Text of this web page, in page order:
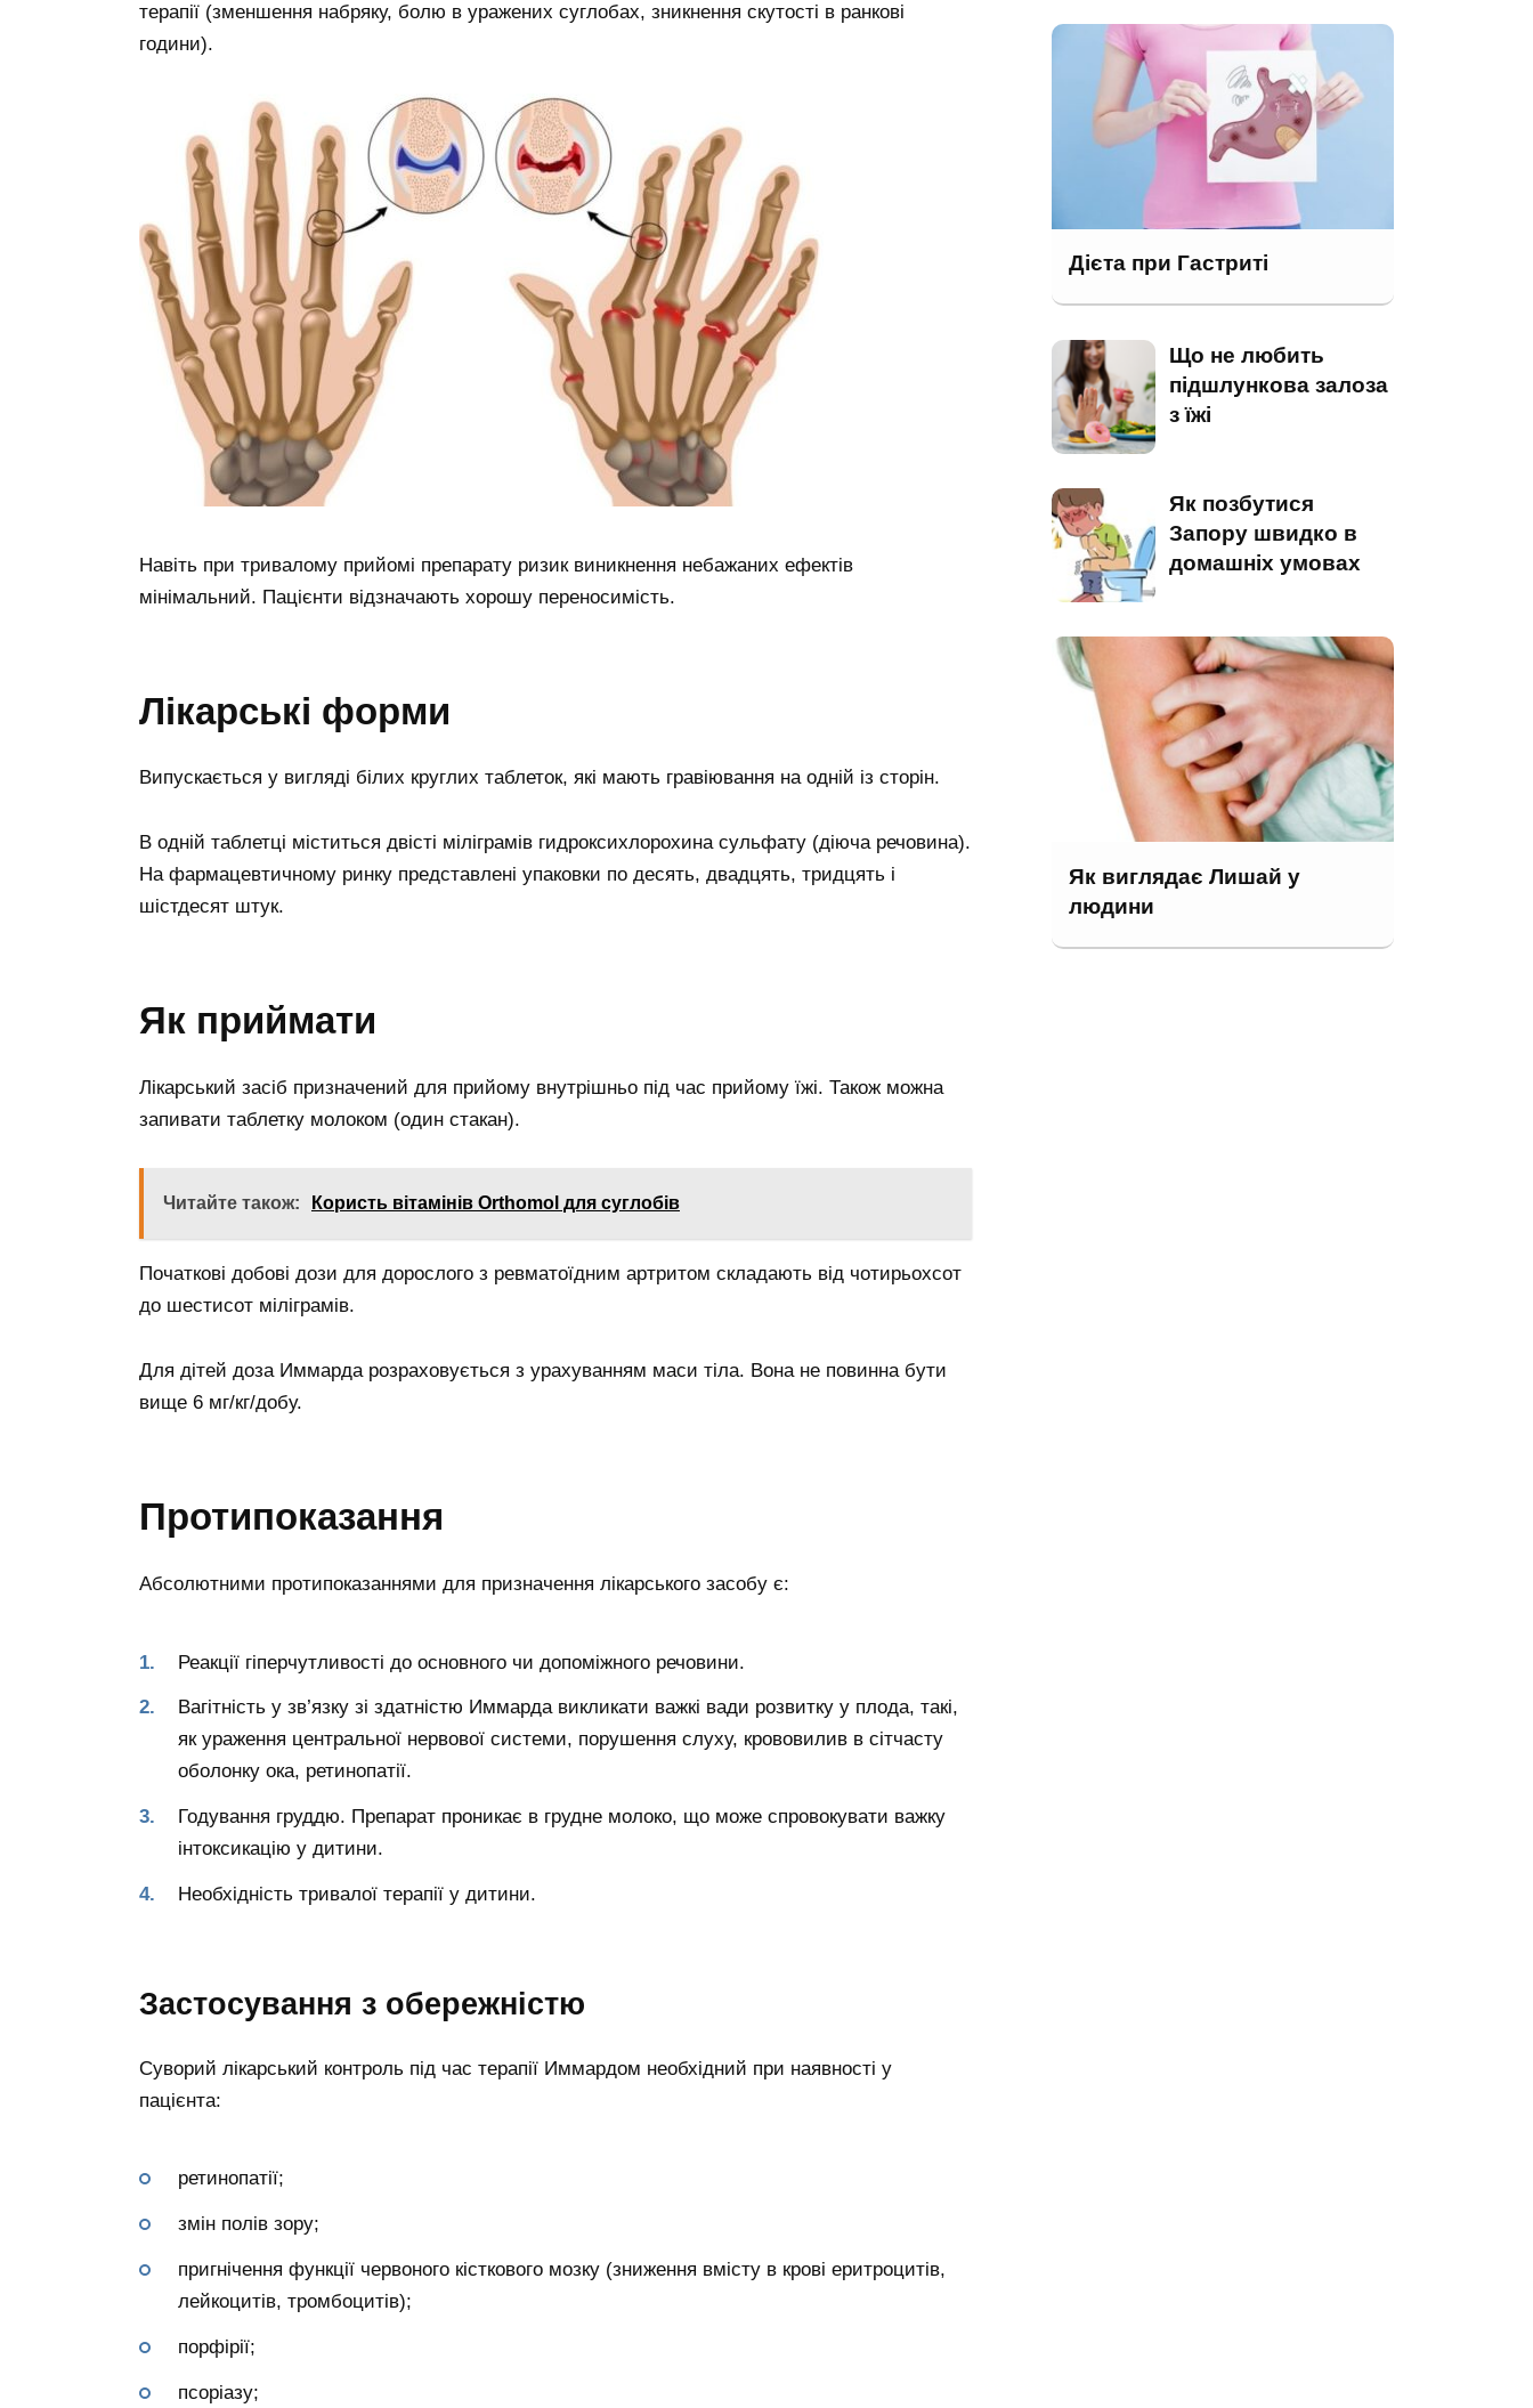
терапії (зменшення набряку, болю в уражених суглобах, зникнення скутості в ранкові
години).
Навіть при тривалому прийомі препарату ризик виникнення небажаних ефектів
мінімальний. Пацієнти відзначають хорошу переносимість.
Лікарські форми
Випускається у вигляді білих круглих таблеток, які мають гравіювання на одній із сторін.
В одній таблетці міститься двісті міліграмів гидроксихлорохина сульфату (діюча речовина).
На фармацевтичному ринку представлені упаковки по десять, двадцять, тридцять і
шістдесят штук.
Як приймати
Лікарський засіб призначений для прийому внутрішньо під час прийому їжі. Також можна
запивати таблетку молоком (один стакан).
Читайте також: Користь вітамінів Orthomol для суглобів
Початкові добові дози для дорослого з ревматоїдним артритом складають від чотирьохсот
до шестисот міліграмів.
Для дітей доза Иммарда розраховується з урахуванням маси тіла. Вона не повинна бути
вище 6 мг/кг/добу.
Протипоказання
Абсолютними протипоказаннями для призначення лікарського засобу є:
Реакції гіперчутливості до основного чи допоміжного речовини.
Вагітність у зв’язку зі здатністю Иммарда викликати важкі вади розвитку у плода, такі,
як ураження центральної нервової системи, порушення слуху, крововилив в сітчасту
оболонку ока, ретинопатії.
Годування груддю. Препарат проникає в грудне молоко, що може спровокувати важку
інтоксикацію у дитини.
Необхідність тривалої терапії у дитини.
Застосування з обережністю
Суворий лікарський контроль під час терапії Иммардом необхідний при наявності у
пацієнта:
ретинопатії;
змін полів зору;
пригнічення функції червоного кісткового мозку (зниження вмісту в крові еритроцитів,
лейкоцитів, тромбоцитів);
порфірії;
псоріазу;
Дієта при Гастриті
Що не любить
підшлункова залоза
з їжі
Як позбутися
Запору швидко в
домашніх умовах
Як виглядає Лишай у
людини